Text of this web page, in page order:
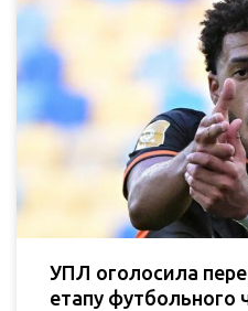
УПЛ оголосила
етапу футбольного